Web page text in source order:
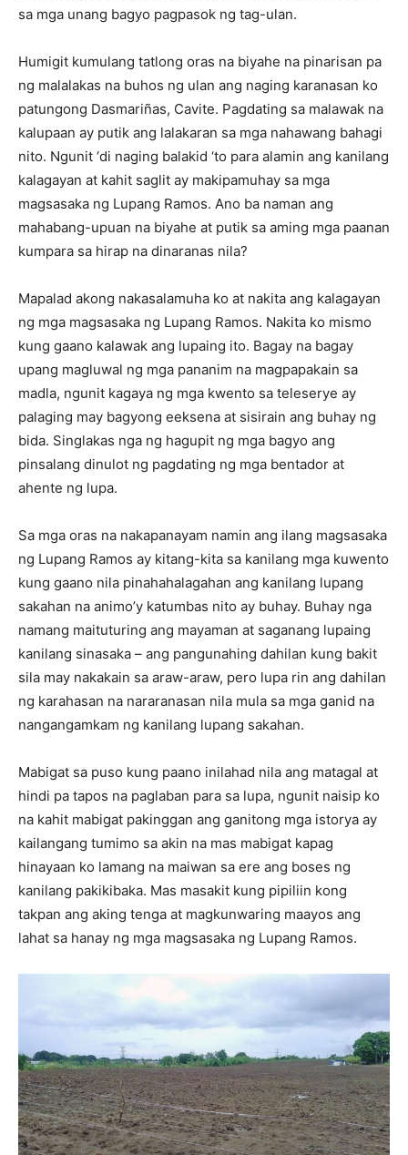
sa mga unang bagyo pagpasok ng tag-ulan.
Humigit kumulang tatlong oras na biyahe na pinarisan pa
ng malalakas na buhos ng ulan ang naging karanasan ko
patungong Dasmariñas, Cavite. Pagdating sa malawak na
kalupaan ay putik ang lalakaran sa mga nahawang bahagi
nito. Ngunit ‘di naging balakid ‘to para alamin ang kanilang
kalagayan at kahit saglit ay makipamuhay sa mga
magsasaka ng Lupang Ramos. Ano ba naman ang
mahabang-upuan na biyahe at putik sa aming mga paanan
kumpara sa hirap na dinaranas nila?
Mapalad akong nakasalamuha ko at nakita ang kalagayan
ng mga magsasaka ng Lupang Ramos. Nakita ko mismo
kung gaano kalawak ang lupaing ito. Bagay na bagay
upang magluwal ng mga pananim na magpapakain sa
madla, ngunit kagaya ng mga kwento sa teleserye ay
palaging may bagyong eeksena at sisirain ang buhay ng
bida. Singlakas nga ng hagupit ng mga bagyo ang
pinsalang dinulot ng pagdating ng mga bentador at
ahente ng lupa.
Sa mga oras na nakapanayam namin ang ilang magsasaka
ng Lupang Ramos ay kitang-kita sa kanilang mga kuwento
kung gaano nila pinahahalagahan ang kanilang lupang
sakahan na animo’y katumbas nito ay buhay. Buhay nga
namang maituturing ang mayaman at saganang lupaing
kanilang sinasaka – ang pangunahing dahilan kung bakit
sila may nakakain sa araw-araw, pero lupa rin ang dahilan
ng karahasan na nararanasan nila mula sa mga ganid na
nangangamkam ng kanilang lupang sakahan.
Mabigat sa puso kung paano inilahad nila ang matagal at
hindi pa tapos na paglaban para sa lupa, ngunit naisip ko
na kahit mabigat pakinggan ang ganitong mga istorya ay
kailangang tumimo sa akin na mas mabigat kapag
hinayaan ko lamang na maiwan sa ere ang boses ng
kanilang pakikibaka. Mas masakit kung pipiliin kong
takpan ang aking tenga at magkunwaring maayos ang
lahat sa hanay ng mga magsasaka ng Lupang Ramos.